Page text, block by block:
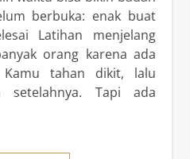
berbuka: enak buat
Latihan menjelang
orang karena ada
tahan dikit, lalu
Tapi ada